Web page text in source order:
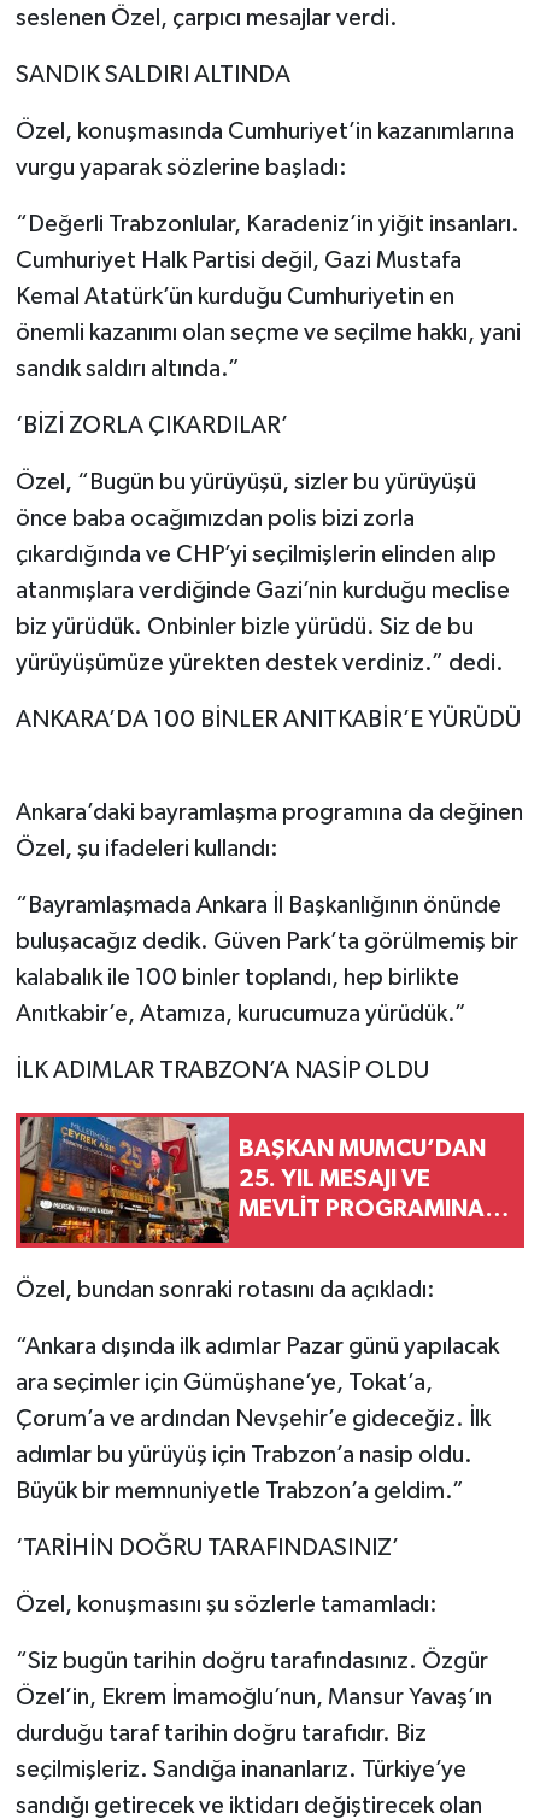
seslenen Özel, çarpıcı mesajlar verdi.
SANDIK SALDIRI ALTINDA
Özel, konuşmasında Cumhuriyet’in kazanımlarına
vurgu yaparak sözlerine başladı:
“Değerli Trabzonlular, Karadeniz’in yiğit insanları.
Cumhuriyet Halk Partisi değil, Gazi Mustafa
Kemal Atatürk’ün kurduğu Cumhuriyetin en
önemli kazanımı olan seçme ve seçilme hakkı, yani
sandık saldırı altında.”
‘BİZİ ZORLA ÇIKARDILAR’
Özel, “Bugün bu yürüyüşü, sizler bu yürüyüşü
önce baba ocağımızdan polis bizi zorla
çıkardığında ve CHP’yi seçilmişlerin elinden alıp
atanmışlara verdiğinde Gazi’nin kurduğu meclise
biz yürüdük. Onbinler bizle yürüdü. Siz de bu
yürüyüşümüze yürekten destek verdiniz.” dedi.
ANKARA’DA 100 BİNLER ANITKABİR’E YÜRÜDÜ
Ankara’daki bayramlaşma programına da değinen
Özel, şu ifadeleri kullandı:
“Bayramlaşmada Ankara İl Başkanlığının önünde
buluşacağız dedik. Güven Park’ta görülmemiş bir
kalabalık ile 100 binler toplandı, hep birlikte
Anıtkabir’e, Atamıza, kurucumuza yürüdük.”
İLK ADIMLAR TRABZON’A NASİP OLDU
BAŞKAN MUMCU’DAN
25. YIL MESAJI VE
MEVLİT PROGRAMINA
Özel, bundan sonraki rotasını da açıkladı:
“Ankara dışında ilk adımlar Pazar günü yapılacak
ara seçimler için Gümüşhane’ye, Tokat’a,
Çorum’a ve ardından Nevşehir’e gideceğiz. İlk
adımlar bu yürüyüş için Trabzon’a nasip oldu.
Büyük bir memnuniyetle Trabzon’a geldim.”
‘TARİHİN DOĞRU TARAFINDASINIZ’
Özel, konuşmasını şu sözlerle tamamladı:
“Siz bugün tarihin doğru tarafındasınız. Özgür
Özel’in, Ekrem İmamoğlu’nun, Mansur Yavaş’ın
durduğu taraf tarihin doğru tarafıdır. Biz
seçilmişleriz. Sandığa inananlarız. Türkiye’ye
sandığı getirecek ve iktidarı değiştirecek olan